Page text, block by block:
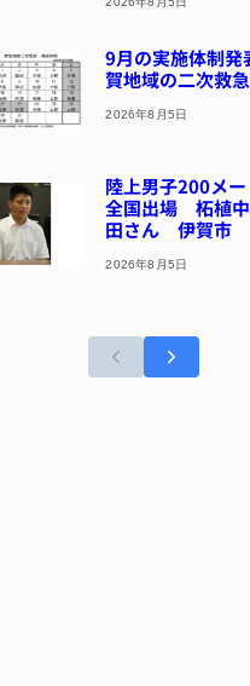
9月の実施体制
賀地域の二次救急
2026年8月5日
陸上男子200メ
全国出場 柘植
田さん 伊賀市
2026年8月5日